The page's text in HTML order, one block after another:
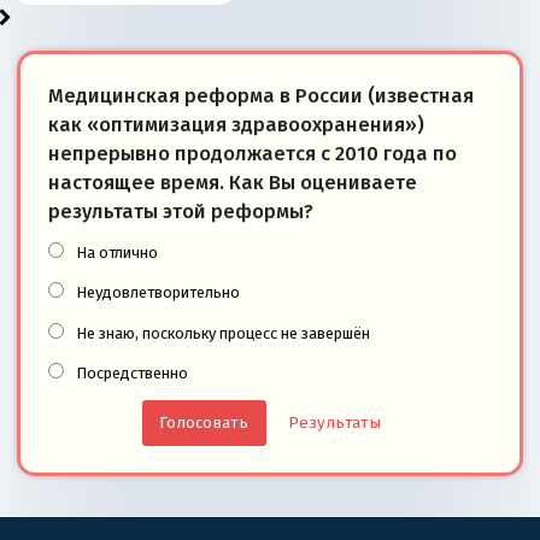
Медицинская реформа в России (известная
как «оптимизация здравоохранения»)
непрерывно продолжается с 2010 года по
настоящее время. Как Вы оцениваете
результаты этой реформы?
На отлично
Неудовлетворительно
Не знаю, поскольку процесс не завершён
Посредственно
Результаты